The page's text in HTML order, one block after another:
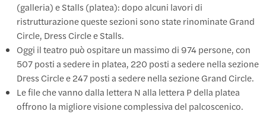
(galleria) e Stalls (platea): dopo alcuni lavori di
ristrutturazione queste sezioni sono state rinominate Grand
Circle, Dress Circle e Stalls.
Oggi il teatro può ospitare un massimo di 974 persone, con
507 posti a sedere in platea, 220 posti a sedere nella sezione
Dress Circle e 247 posti a sedere nella sezione Grand Circle.
Le file che vanno dalla lettera N alla lettera P della platea
offrono la migliore visione complessiva del palcoscenico.